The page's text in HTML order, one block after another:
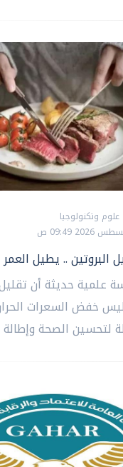
علوم وتكنولوجيا
البروتين .. يطيل
علمية حديثة أن
خفض السعرات
لتحسين الصحة وإطالة